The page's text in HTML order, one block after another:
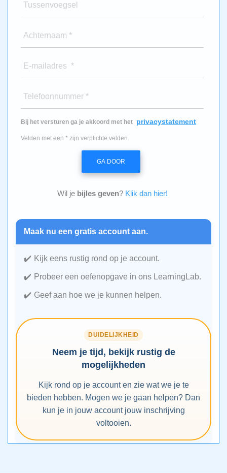
Tussenvoegsel
Achternaam *
E-mailadres *
Telefoonnummer *
Bij het versturen ga je akkoord met het privacystatement
Velden met een * zijn verplichte velden.
GA DOOR
Wil je bijles geven? Klik dan hier!
Maak nu een gratis account aan.
Kijk eens rustig rond op je account.
Probeer een oefenopgave in ons LearningLab.
Geef aan hoe we je kunnen helpen.
DUIDELIJKHEID
Neem je tijd, bekijk rustig de
mogelijkheden
Kijk rond op je account en zie wat we je te
bieden hebben. Mogen we je gaan helpen? Dan
kun je in jouw account jouw inschrijving
voltooien.